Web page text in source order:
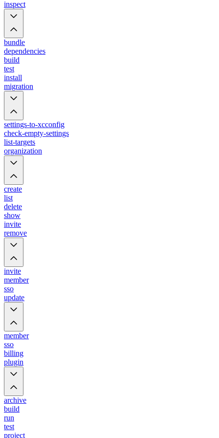
inspect
bundle
dependencies
build
test
install
migration
settings-to-xcconfig
check-empty-settings
list-targets
organization
create
list
delete
show
invite
remove
invite
member
sso
update
member
sso
billing
plugin
archive
build
run
test
project